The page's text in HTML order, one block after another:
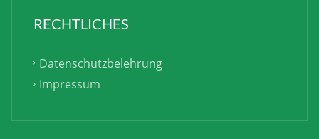
RECHTLICHES
Datenschutzbelehrung
Impressum